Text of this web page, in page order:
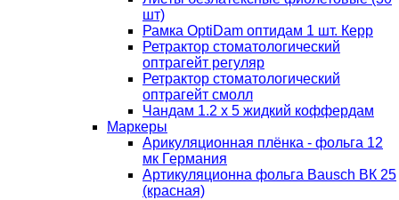
шт)
Рамка OptiDam оптидам 1 шт. Керр
Ретрактор стоматологический
оптрагейт регуляр
Ретрактор стоматологический
оптрагейт смолл
Чандам 1.2 х 5 жидкий коффердам
Маркеры
Арикуляционная плёнка - фольга 12
мк Германия
Артикуляционна фольга Bausch ВК 25
(красная)